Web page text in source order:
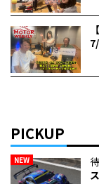
PICKUP
NEW